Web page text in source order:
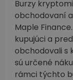
Burzy
obchodovaní
Maple
kupujúci a
obchodovali s
sú určené
rámci týchto